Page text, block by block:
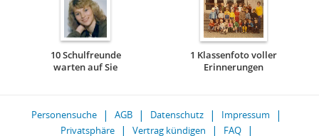
10 Schulfreunde
warten auf Sie
1 Klassenfoto voller
Erinnerungen
Personensuche AGB Datenschutz
Impressum
Privatsphäre
Vertrag kündigen FAQ